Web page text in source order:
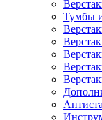
Тумбы